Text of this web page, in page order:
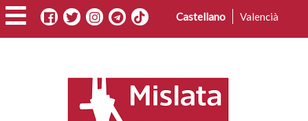
Pasar
al
contenido
Castellano Valencià